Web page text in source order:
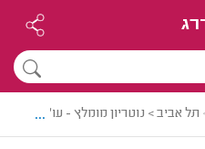
תל אביב > נוטריון מומלץ - עו"ד אתי
...